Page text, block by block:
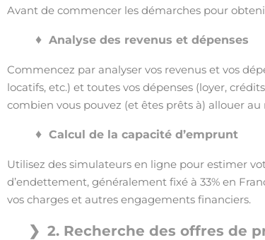
Avant de commencer les démarches pour
Analyse des revenus et dépenses
Commencez par analyser vos revenus et vos
locatifs, etc.) et toutes vos dépenses (loyer,
combien vous pouvez (et êtes prêts à) allouer
Calcul de la capacité d’emprunt
Utilisez des simulateurs en ligne pour estimer
d’endettement, généralement fixé à 33% en
vos charges et autres engagements financiers.
2. Recherche des offres de